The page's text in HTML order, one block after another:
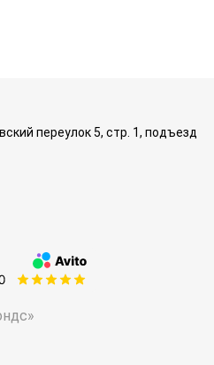
переулок 5, стр. 1, подъезд